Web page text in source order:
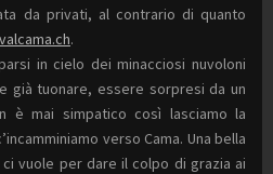
da privati, al contrario di quanto
.
in cielo dei minacciosi nuvoloni
già tuonare, essere sorpresi da un
è mai simpatico così lasciamo la
verso Cama. Una bella
vuole per dare il colpo di grazia ai